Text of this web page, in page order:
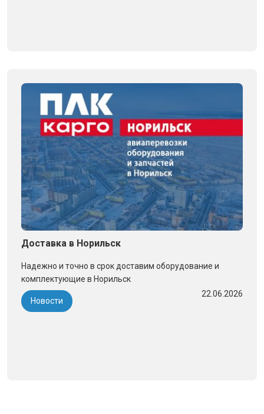
Доставка в Норильск
Надежно и точно в срок доставим оборудование и
комплектующие в Норильск
Новости
22.06.2026